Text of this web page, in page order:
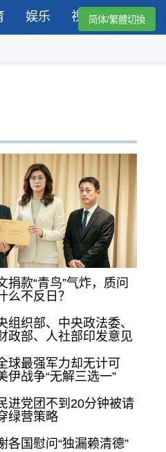
娱乐 视频简体/繁體切換
捐款“青鸟”气炸，质问
么不反日？
组织部、中央政法委、
政部、人社部印发意见
球最强军力却无计可
伊战争“无解三选一”
进党团不到20分钟被请
绿营策略
各国慰问“独漏赖清德”